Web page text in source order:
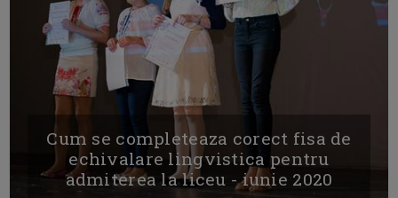
Cum se completeaza corect fisa de
echivalare lingvistica pentru
admiterea la liceu - iunie 2020